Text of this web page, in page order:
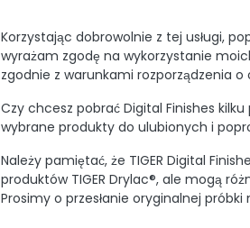
Korzystając dobrowolnie z tej usługi,
wyrażam zgodę na wykorzystanie
zgodnie z warunkami rozporządzenia
Czy chcesz pobrać Digital Finishes
wybrane produkty do ulubionych i
Należy pamiętać, że TIGER Digital
produktów TIGER Drylac®, ale mogą
Prosimy o przesłanie oryginalnej